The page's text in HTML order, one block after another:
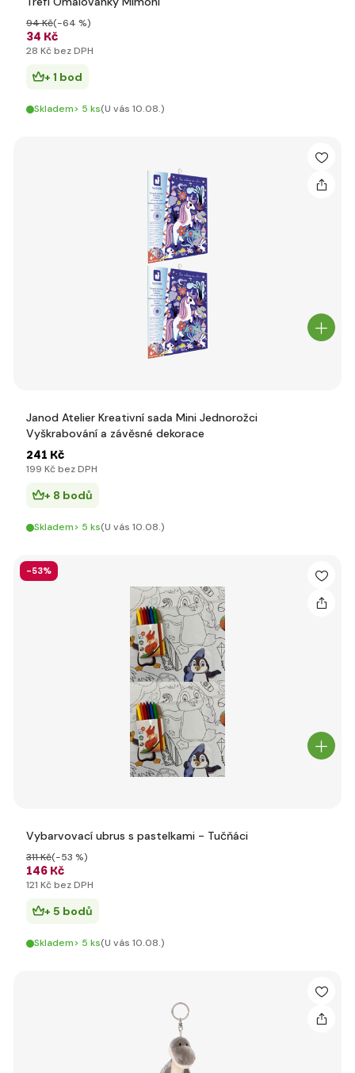
34 Kč
94 Kč(-64 %)
28 Kč bez DPH
+ 1 bod
Skladem> 5 ks(U vás 10.08.)
Janod Atelier Kreativní sada Mini Jednorožci
Vyškrabování a závěsné dekorace
241 Kč
199 Kč bez DPH
+ 8 bodů
Skladem> 5 ks(U vás 10.08.)
-53%
Vybarvovací ubrus s pastelkami - Tučňáci
146 Kč
311 Kč(-53 %)
121 Kč bez DPH
+ 5 bodů
Skladem> 5 ks(U vás 10.08.)